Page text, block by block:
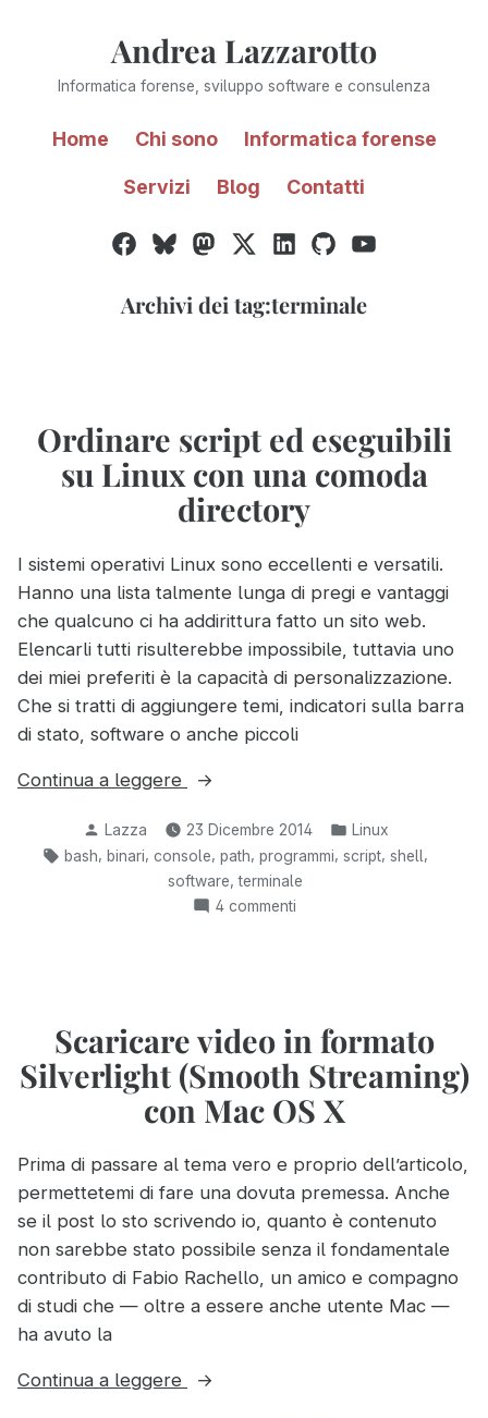
Andrea Lazzarotto
Informatica forense, sviluppo software e consulenza
Home Chi sono Informatica forense
Servizi Blog Contatti
Facebook
BlueskyMastodon
Twitter
X
LinkedInGitHubYouTube
Archivi dei tag:terminale
Ordinare script ed eseguibili
su Linux con una comoda
directory
I sistemi operativi Linux sono eccellenti e versatili.
Hanno una lista talmente lunga di pregi e vantaggi
che qualcuno ci ha addirittura fatto un sito web.
Elencarli tutti risulterebbe impossibile, tuttavia uno
dei miei preferiti è la capacità di personalizzazione.
Che si tratti di aggiungere temi, indicatori sulla barra
di stato, software o anche piccoli
Continua a leggere
“Ordinare
ed
eseguibili
su
Linux
directory”
Pubblicato
da
Lazza 23 Dicembre 2014
Pubblicato
in:
Linux
Tag:
bash, binari, console, path, programmi, script, shell,
software ,terminale
4 commentisu
Linux
con
una
comoda
Scaricare video in formato
Silverlight (Smooth Streaming)
con Mac OS X
Prima di passare al tema vero e proprio dell’articolo,
permettetemi di fare una dovuta premessa. Anche
se il post lo sto scrivendo io, quanto è contenuto
non sarebbe stato possibile senza il fondamentale
contributo di Fabio Rachello, un amico e compagno
di studi che — oltre a essere anche utente Mac —
ha avuto la
Continua a leggere
“Scaricare